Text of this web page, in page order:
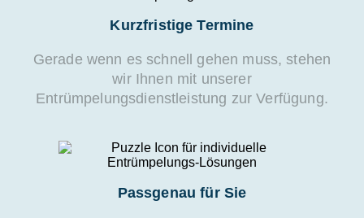
Kurzfristige Termine
Gerade wenn es schnell gehen muss, stehen
wir Ihnen mit unserer
Entrümpelungsdienstleistung zur Verfügung.
Passgenau für Sie